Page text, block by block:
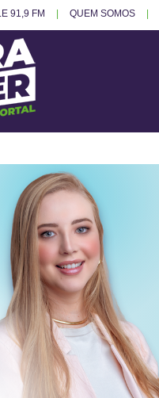
91,9 FM QUEM SOMOS